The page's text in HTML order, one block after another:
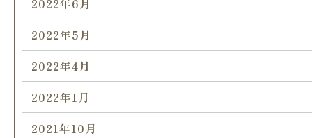
2022年6月
2022年5月
2022年4月
2022年1月
2021年10月